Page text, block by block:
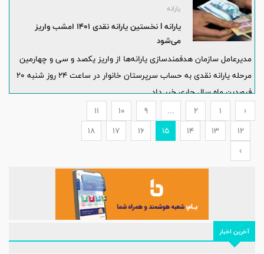
یارانه
یارانه l نخستین یارانه نقدی 1401 امشب واریز
می‌شود
مدیرعامل سازمان هدفمندسازی یارانه‌ها از واریز یکصد و سی و چهارمین
مرحله یارانه نقدی به حساب سرپرستان خانوار در ساعت ۲۴ روز شنبه ۲۰
فروردین ماه سال جاری خبر داد.
‹
1
2
...
9
10
11
12
13
14
15
16
17
18
›
آخرین اخبار